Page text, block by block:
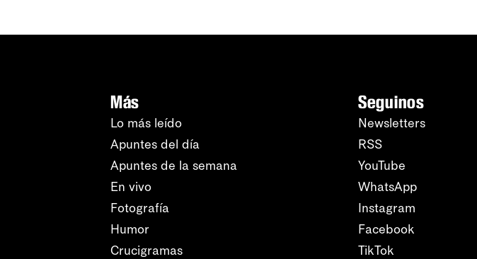
Más
Lo más leído
Apuntes del día
Apuntes de la semana
En vivo
Fotografía
Humor
Crucigramas
Seguinos
Newsletters
RSS
YouTube
WhatsApp
Instagram
Facebook
TikTok